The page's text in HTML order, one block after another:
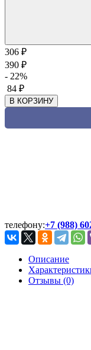
306 ₽
390 ₽
- 22%
84 ₽
В КОРЗИНУ
телефону:+7 (988)
Описание
Отзывы (0)